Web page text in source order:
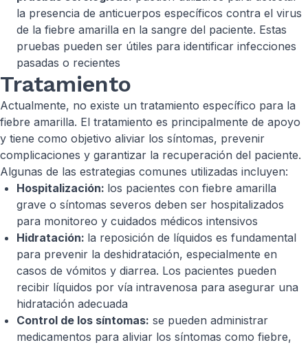
la presencia de anticuerpos específicos contra el virus
de la fiebre amarilla en la sangre del paciente. Estas
pruebas pueden ser útiles para identificar infecciones
pasadas o recientes
Tratamiento
Actualmente, no existe un tratamiento específico para la
fiebre amarilla. El tratamiento es principalmente de apoyo
y tiene como objetivo aliviar los síntomas, prevenir
complicaciones y garantizar la recuperación del paciente.
Algunas de las estrategias comunes utilizadas incluyen:
Hospitalización: los pacientes con fiebre amarilla
grave o síntomas severos deben ser hospitalizados
para monitoreo y cuidados médicos intensivos
Hidratación: la reposición de líquidos es fundamental
para prevenir la deshidratación, especialmente en
casos de vómitos y diarrea. Los pacientes pueden
recibir líquidos por vía intravenosa para asegurar una
hidratación adecuada
Control de los síntomas: se pueden administrar
medicamentos para aliviar los síntomas como fiebre,